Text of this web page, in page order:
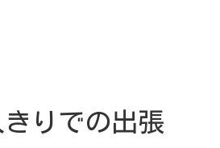
きりでの出張